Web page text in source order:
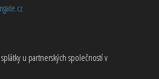
u partnerských společností v